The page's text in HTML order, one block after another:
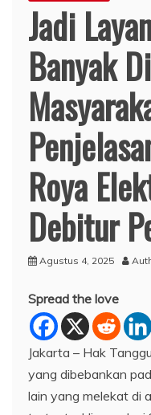
Jadi
Banyak
Roya
Debitur
Agustus 4, 2025
Spread the love
Jakarta – Hak
yang dibebankan
lain yang melekat di